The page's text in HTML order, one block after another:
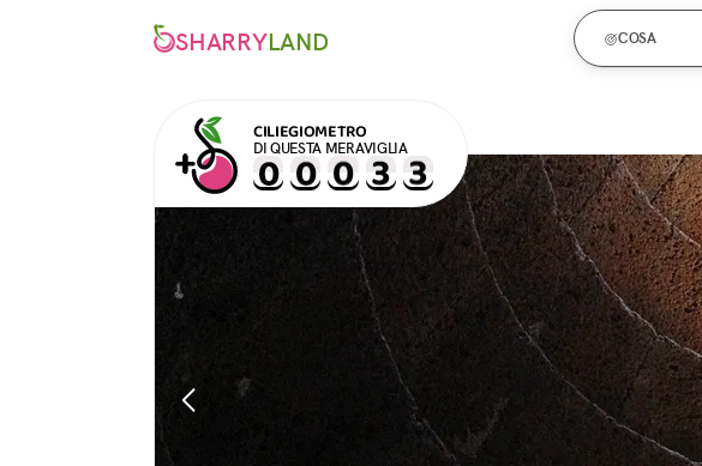
SHARRYLAND COSA
CILIEGIOMETRO
DI QUESTA MERAVIGLIA